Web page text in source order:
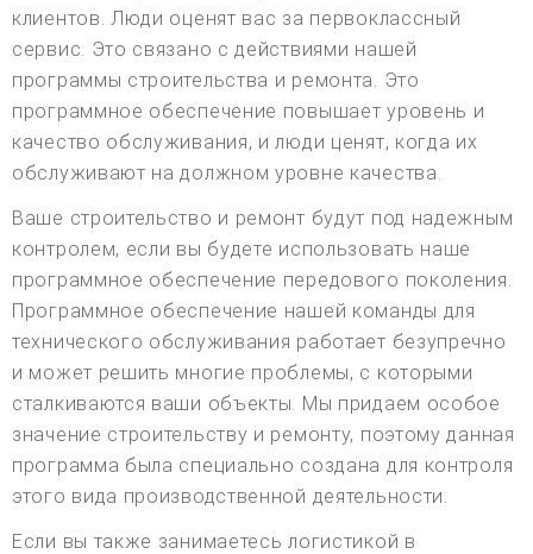
клиентов. Люди оценят вас за первоклассный
сервис. Это связано с действиями нашей
программы строительства и ремонта. Это
программное обеспечение повышает уровень и
качество обслуживания, и люди ценят, когда их
обслуживают на должном уровне качества.
Ваше строительство и ремонт будут под надежным
контролем, если вы будете использовать наше
программное обеспечение передового поколения.
Программное обеспечение нашей команды для
технического обслуживания работает безупречно
и может решить многие проблемы, с которыми
сталкиваются ваши объекты. Мы придаем особое
значение строительству и ремонту, поэтому данная
программа была специально создана для контроля
этого вида производственной деятельности.
Если вы также занимаетесь логистикой в